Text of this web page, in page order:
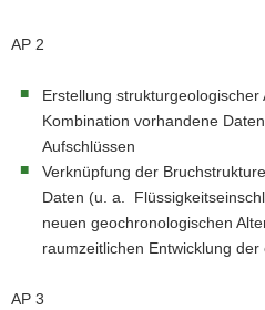
AP 2
Erstellung
Kombination vorhandene
Aufschlüssen
Verknüpfung der
Daten (u. a.
neuen geochronologischen
raumzeitlichen Entwicklung
AP 3